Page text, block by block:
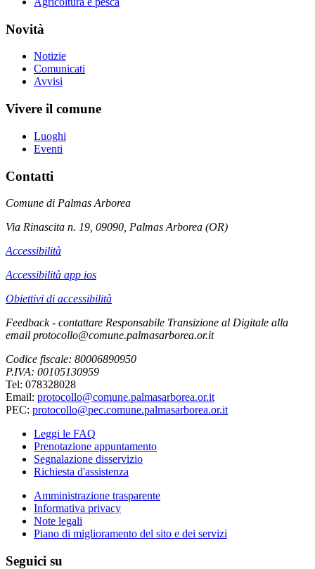
Novità
Notizie
Comunicati
Avvisi
Vivere il comune
Luoghi
Eventi
Contatti
Comune di Palmas Arborea
Via Rinascita n. 19, 09090, Palmas Arborea (OR)
Accessibilità
Accessibilità app ios
Obiettivi di accessibilità
Feedback - contattare Responsabile Transizione al Digitale alla
email protocollo@comune.palmasarborea.or.it
Codice fiscale: 80006890950
P.IVA: 00105130959
Tel: 078328028
Email: protocollo@comune.palmasarborea.or.it
PEC: protocollo@pec.comune.palmasarborea.or.it
Leggi le FAQ
Prenotazione appuntamento
Segnalazione disservizio
Richiesta d'assistenza
Amministrazione trasparente
Informativa privacy
Note legali
Piano di miglioramento del sito e dei servizi
Seguici su